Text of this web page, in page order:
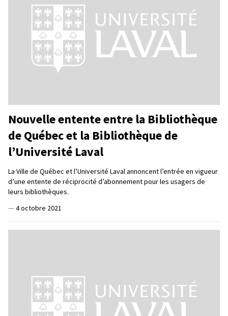
Nouvelle entente entre la Bibliothèque
de Québec et la Bibliothèque de
l’Université Laval
La Ville de Québec et l’Université Laval annoncent l’entrée en vigueur
d’une entente de réciprocité d’abonnement pour les usagers de
leurs bibliothèques.
— 4 octobre 2021